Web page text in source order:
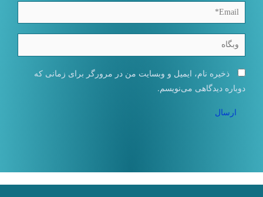
Email*
وبگاه
ذخیره نام، ایمیل و وبسایت من در مرورگر برای زمانی که
دوباره دیدگاهی می‌نویسم.